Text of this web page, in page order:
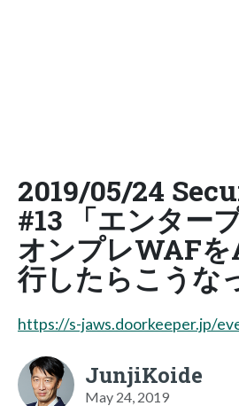
2019/05/24
#13 「エンター
オンプレWAF
行したらこうな
https://s-jaws.doorkeeper.jp/
JunjiKoide
May 24, 2019